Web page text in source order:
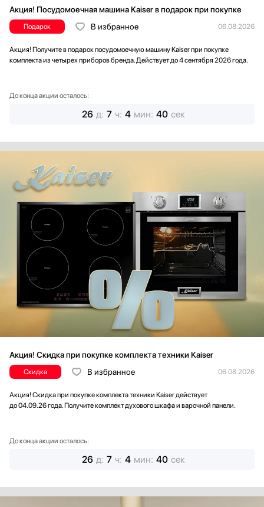
Акция! Посудомоечная машина Kaiser в подарок при покупке
Подарок В избранное 06.08.2026
Акция! Получите в подарок посудомоечную машину Kaiser при покупке
комплекта из четырех приборов бренда. Действует до 4 сентября 2026 года.
До конца акции осталось:
26 д: 7 ч: 4 мин: 38 сек
Акция! Скидка при покупке комплекта техники Kaiser
Скидка В избранное 06.08.2026
Акция! Скидка при покупке комплекта техники Kaiser действует
до 04.09.26 года. Получите комплект духового шкафа и варочной панели.
До конца акции осталось:
26 д: 7 ч: 4 мин: 38 сек